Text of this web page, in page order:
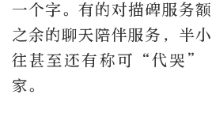
一个字。有的对描碑服务
之余的聊天陪伴服务，半
往甚至还有称可“代哭
家。